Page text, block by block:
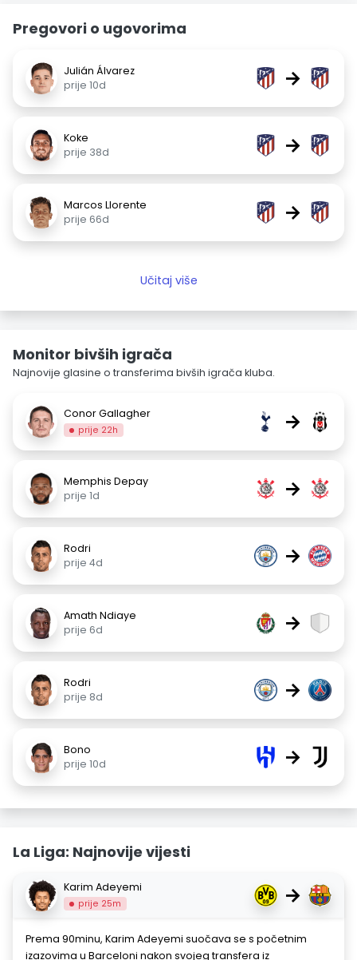
Pregovori o ugovorima
Julián Álvarez
prije 10d
→
Koke
prije 38d
→
Marcos Llorente
prije 66d
→
Učitaj više
Monitor bivših igrača
Najnovije glasine o transferima bivših igrača kluba.
Conor Gallagher
prije 22h →
Memphis Depay
prije 1d
→
Rodri
prije 4d
→
Amath Ndiaye
prije 6d
→
Rodri
prije 8d
→
Bono
prije 10d
→
La Liga: Najnovije vijesti
Karim Adeyemi
prije 25m →
Prema 90minu, Karim Adeyemi suočava se s početnim
izazovima u Barceloni nakon svojeg transfera iz